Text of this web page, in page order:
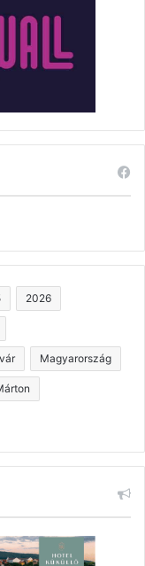
2026
Magyarország